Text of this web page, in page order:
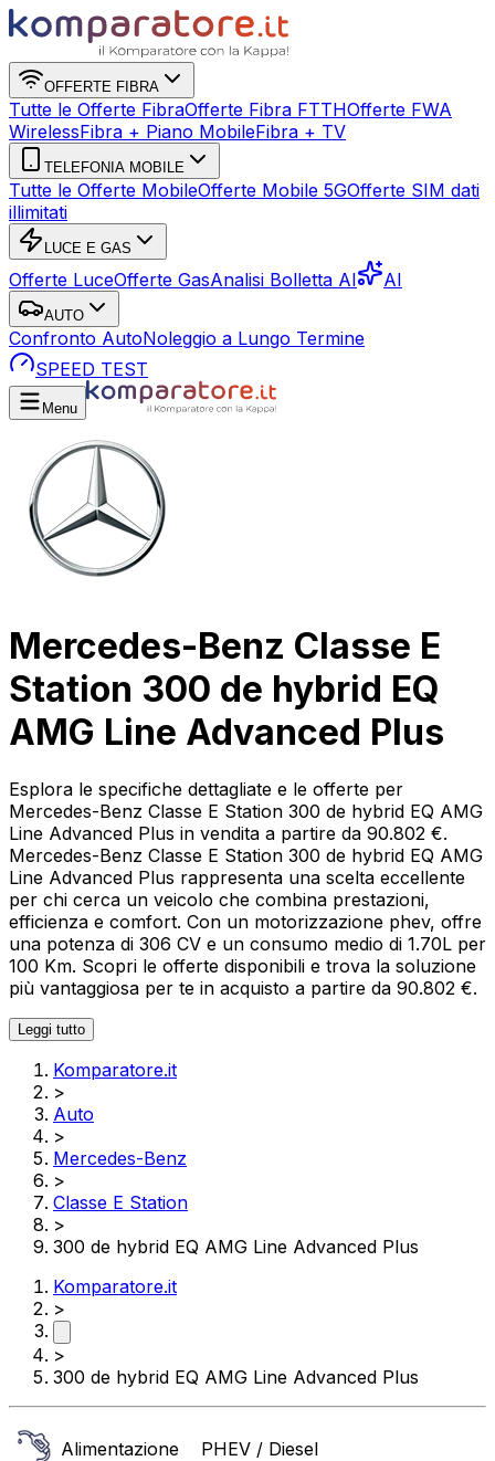
OFFERTE FIBRA
Tutte le Offerte FibraOfferte Fibra FTTHOfferte FWA
WirelessFibra + Piano MobileFibra + TV
TELEFONIA MOBILE
Tutte le Offerte MobileOfferte Mobile 5GOfferte SIM dati
illimitati
LUCE E GAS
Offerte LuceOfferte GasAnalisi Bolletta AI AI
AUTO
Confronto AutoNoleggio a Lungo Termine
SPEED TEST
Menu
Mercedes-Benz Classe E
Station 300 de hybrid EQ
AMG Line Advanced Plus
Esplora le specifiche dettagliate e le offerte per
Mercedes-Benz Classe E Station 300 de hybrid EQ AMG
Line Advanced Plus in vendita a partire da 90.802 €.
Mercedes-Benz Classe E Station 300 de hybrid EQ AMG
Line Advanced Plus rappresenta una scelta eccellente
per chi cerca un veicolo che combina prestazioni,
efficienza e comfort. Con un motorizzazione phev, offre
una potenza di 306 CV e un consumo medio di 1.70L per
100 Km. Scopri le offerte disponibili e trova la soluzione
più vantaggiosa per te in acquisto a partire da 90.802 €.
Leggi tutto
Komparatore.it
>
Auto
>
Mercedes-Benz
>
Classe E Station
>
300 de hybrid EQ AMG Line Advanced Plus
Komparatore.it
>
>
300 de hybrid EQ AMG Line Advanced Plus
Alimentazione PHEV / Diesel